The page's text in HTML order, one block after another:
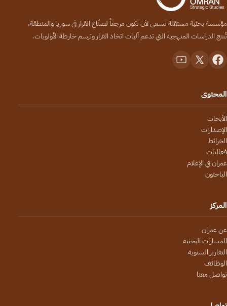
مؤسسة بحثية مستقلة تسعى لأن تكون مرجعاً لصنّاع القرار في سوريا والمنطقة،
تُنتج الدراسات المنهجية التي تدعم آليات اتخاذ القرار وترسم خارطة الأولويات.
المحتوى
الأبحاث
الإصدارات
الخرائط
فعاليات
عمران في الإعلام
الباحثون
المركز
عن عمران
المسارات البحثية
التقارير السنوية
الوظائف
تواصل معنا